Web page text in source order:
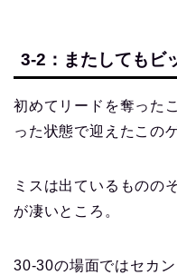
3-2：またしてもビ
初めてリードを奪った
った状態で迎えたこの
ミスは出ているものの
が凄いところ。
30-30の場面ではセカ